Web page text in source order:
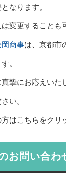
なります。
変更することも
商事は、京都市
。
摯にお応えいた
い。
はこちらをクリ
お問い合わ